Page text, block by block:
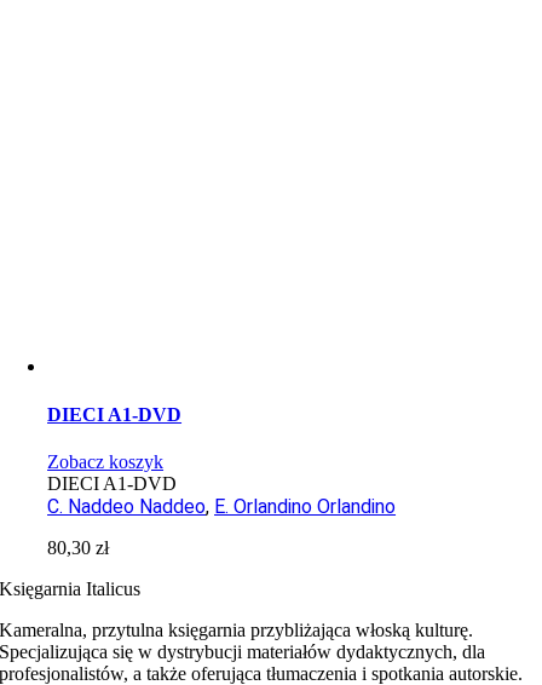
DIECI A1-DVD
Zobacz koszyk
DIECI A1-DVD
C. Naddeo Naddeo, E. Orlandino Orlandino
80,30zł
Księgarnia Italicus
Kameralna, przytulna księgarnia przybliżająca włoską kulturę.
Specjalizująca się w dystrybucji materiałów dydaktycznych, dla
profesjonalistów, a także oferująca tłumaczenia i spotkania autorskie.